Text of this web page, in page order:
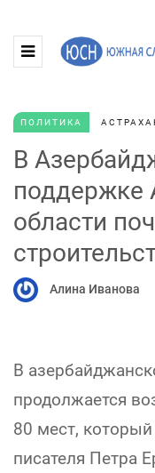
ПОЛИТИКА
В
поддержке
области
Алина Иванова
В
продолжается
80 мест, который
писателя Петра